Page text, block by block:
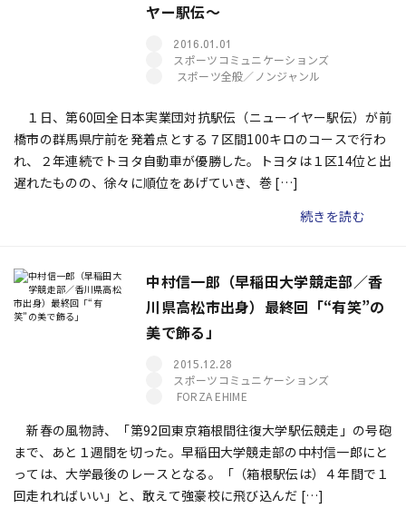
ヤー駅伝～
2016.01.01
スポーツコミュニケーションズ
スポーツ全般／ノンジャンル
１日、第60回全日本実業団対抗駅伝（ニューイヤー駅伝）が前
橋市の群馬県庁前を発着点とする７区間100キロのコースで行わ
れ、２年連続でトヨタ自動車が優勝した。トヨタは１区14位と出
遅れたものの、徐々に順位をあげていき、巻 […]
続きを読む
中村信一郎（早稲田大学競走部／香
川県高松市出身）最終回「“有笑”の
美で飾る」
2015.12.28
スポーツコミュニケーションズ
FORZA EHIME
新春の風物詩、「第92回東京箱根間往復大学駅伝競走」の号砲
まで、あと１週間を切った。早稲田大学競走部の中村信一郎にと
っては、大学最後のレースとなる。「（箱根駅伝は）４年間で１
回走れればいい」と、敢えて強豪校に飛び込んだ […]